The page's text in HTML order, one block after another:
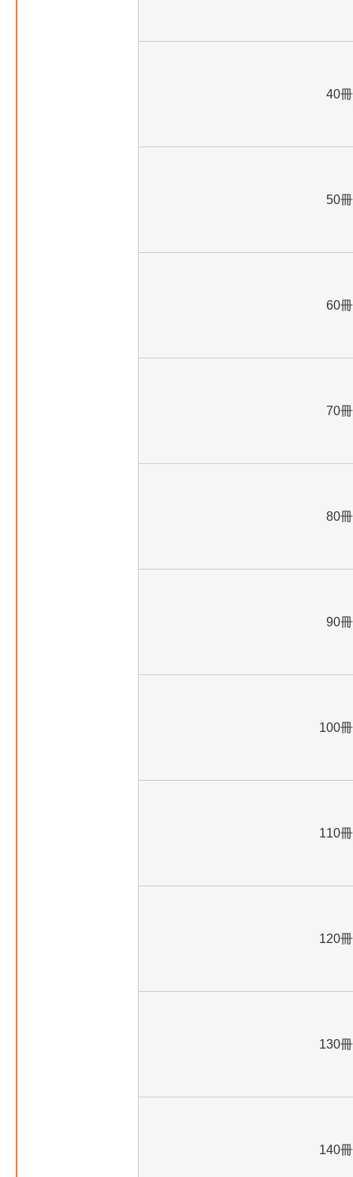
40冊
50冊
60冊
70冊
80冊
90冊
100冊
110冊
120冊
130冊
140冊